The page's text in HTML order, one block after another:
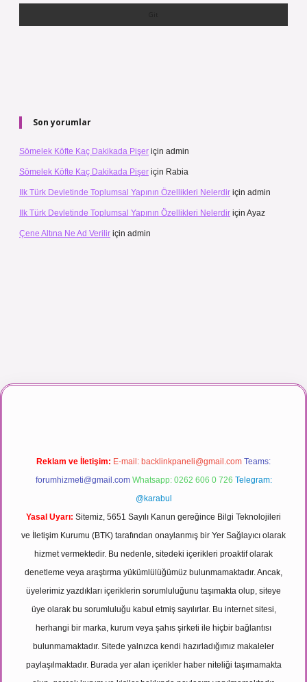
Son yorumlar
Sömelek Köfte Kaç Dakikada Pişer için admin
Sömelek Köfte Kaç Dakikada Pişer için Rabia
Ilk Türk Devletinde Toplumsal Yapının Özellikleri Nelerdir için admin
Ilk Türk Devletinde Toplumsal Yapının Özellikleri Nelerdir için Ayaz
Çene Altına Ne Ad Verilir için admin
maç izle
Reklam ve İletişim: E-mail: backlinkpaneli@gmail.com Teams:
forumhizmeti@gmail.com Whatsapp: 0262 606 0 726 Telegram:
@karabul
Yasal Uyarı: Sitemiz, 5651 Sayılı Kanun gereğince Bilgi Teknolojileri
ve İletişim Kurumu (BTK) tarafından onaylanmış bir Yer Sağlayıcı olarak
hizmet vermektedir. Bu nedenle, sitedeki içerikleri proaktif olarak
denetleme veya araştırma yükümlülüğümüz bulunmamaktadır. Ancak,
üyelerimiz yazdıkları içeriklerin sorumluluğunu taşımakta olup, siteye
üye olarak bu sorumluluğu kabul etmiş sayılırlar. Bu internet sitesi,
herhangi bir marka, kurum veya şahıs şirketi ile hiçbir bağlantısı
bulunmamaktadır. Sitede yalnızca kendi hazırladığımız makaleler
paylaşılmaktadır. Burada yer alan içerikler haber niteliği taşımamakta